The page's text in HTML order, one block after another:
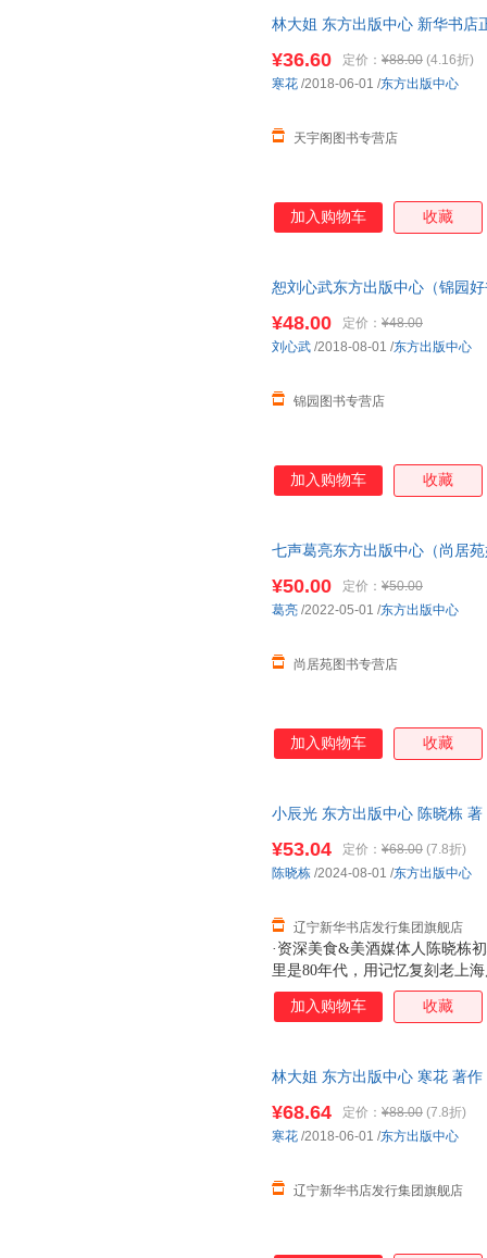
林大姐 东方出版中心 新华书店
¥36.60 定价： ¥88.00 (4.16折)
天宇阁图书专营店
寒花 /2018-06-01 /东方出版中心
加入购物车 收藏
恕刘心武东方出版中心（锦园
¥48.00 定价： ¥48.00
锦园图书专营店
刘心武 /2018-08-01 /东方出版中心
加入购物车 收藏
七声葛亮东方出版中心（尚居
¥50.00 定价： ¥50.00
尚居苑图书专营店
葛亮 /2022-05-01 /东方出版中心
加入购物车 收藏
小辰光 东方出版中心 陈晓栋
·资深美食&美酒媒体人陈晓栋
里是80年代，用记忆复刻老上
巾、羊肉串、防空洞、泡饭、
记忆深处的童年印痕，原来我
¥53.04 定价： ¥68.00 (7.8折)
辽宁新华书店发行集团旗舰店
陈晓栋 /2024-08-01 /东方出版中心
加入购物车 收藏
林大姐 东方出版中心 寒花 著
¥68.64 定价： ¥88.00 (7.8折)
辽宁新华书店发行集团旗舰店
寒花 /2018-06-01 /东方出版中心